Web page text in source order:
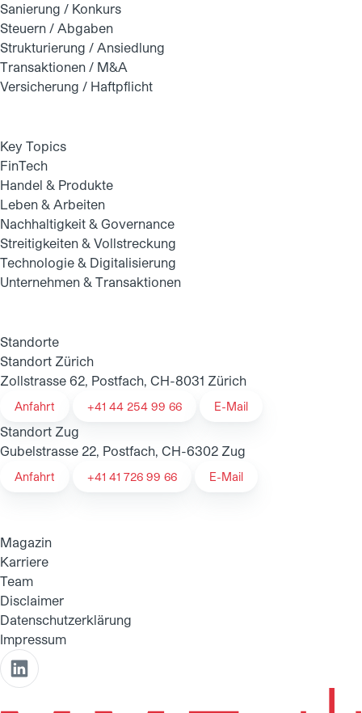
Sanierung / Konkurs
Steuern / Abgaben
Strukturierung / Ansiedlung
Transaktionen / M&A
Versicherung / Haftpflicht
Key Topics
FinTech
Handel & Produkte
Leben & Arbeiten
Nachhaltigkeit & Governance
Streitigkeiten & Vollstreckung
Technologie & Digitalisierung
Unternehmen & Transaktionen
Standorte
Standort Zürich
Zollstrasse 62, Postfach, CH-8031 Zürich
Anfahrt +41 44 254 99 66 E-Mail
Standort Zug
Gubelstrasse 22, Postfach, CH-6302 Zug
Anfahrt +41 41 726 99 66 E-Mail
Magazin
Karriere
Team
Disclaimer
Datenschutzerklärung
Impressum